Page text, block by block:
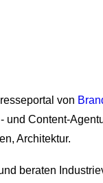
von
und Content-
Architektur.
beraten